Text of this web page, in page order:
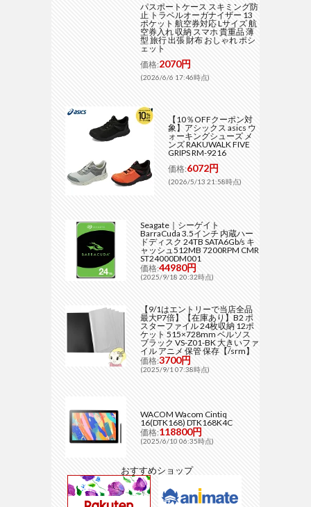
パスポートケース スキミング防
止 トラベルオーガナイザー 13
ポケット 航空券対応 Lサイズ 航
空券入れ 収納 スマホ 貴重品 薄
型 旅行 出張 財布 おしゃれ ポシ
ェット
価格:2070円
(2026/6/6 17:46時点)
【10％OFFクーポン対
象】アシックス asics ウ
ォーキングシューズ メ
ンズ RAKUWALK FIVE
GRIPS RM-9216
価格:6072円
(2026/5/13 21:58時点)
Seagate｜シーゲイト
BarraCuda 3.5インチ 内蔵ハー
ドディスク 24TB SATA6Gb/s キ
ャッシュ512MB 7200RPM CMR
ST24000DM001
価格:44980円
(2025/9/18 20:32時点)
【9/1はエントリーで当店全品
最大P7倍】【在庫あり】B2 ポ
スターファイル 24枚収納 12ポ
ケット 515×728mm ベルソス
ブラック VS-Z01-BK 大きいファ
イル アニメ 保管 保存【/srm】
価格:3700円
(2025/9/1 07:38時点)
WACOM Wacom Cintiq
16(DTK168) DTK168K4C
価格:118800円
(2025/6/10 06:35時点)
おすすめショップ